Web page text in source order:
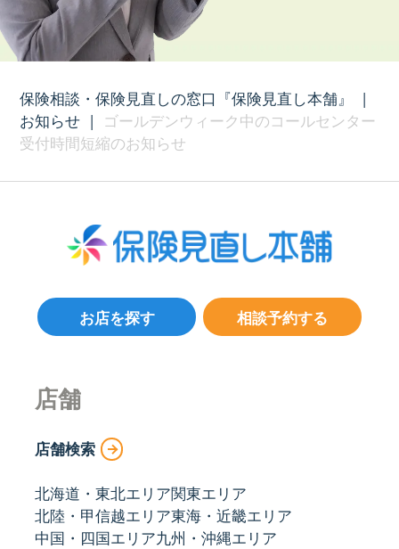
保険相談・保険見直しの窓口『保険見直し本舗』
|
お知らせ | ゴールデンウィーク中のコールセンター
受付時間短縮のお知らせ
相談予約する
お店を探す
店舗
店舗検索
北海道・東北エリア関東エリア
北陸・甲信越エリア東海・近畿エリア
中国・四国エリア九州・沖縄エリア